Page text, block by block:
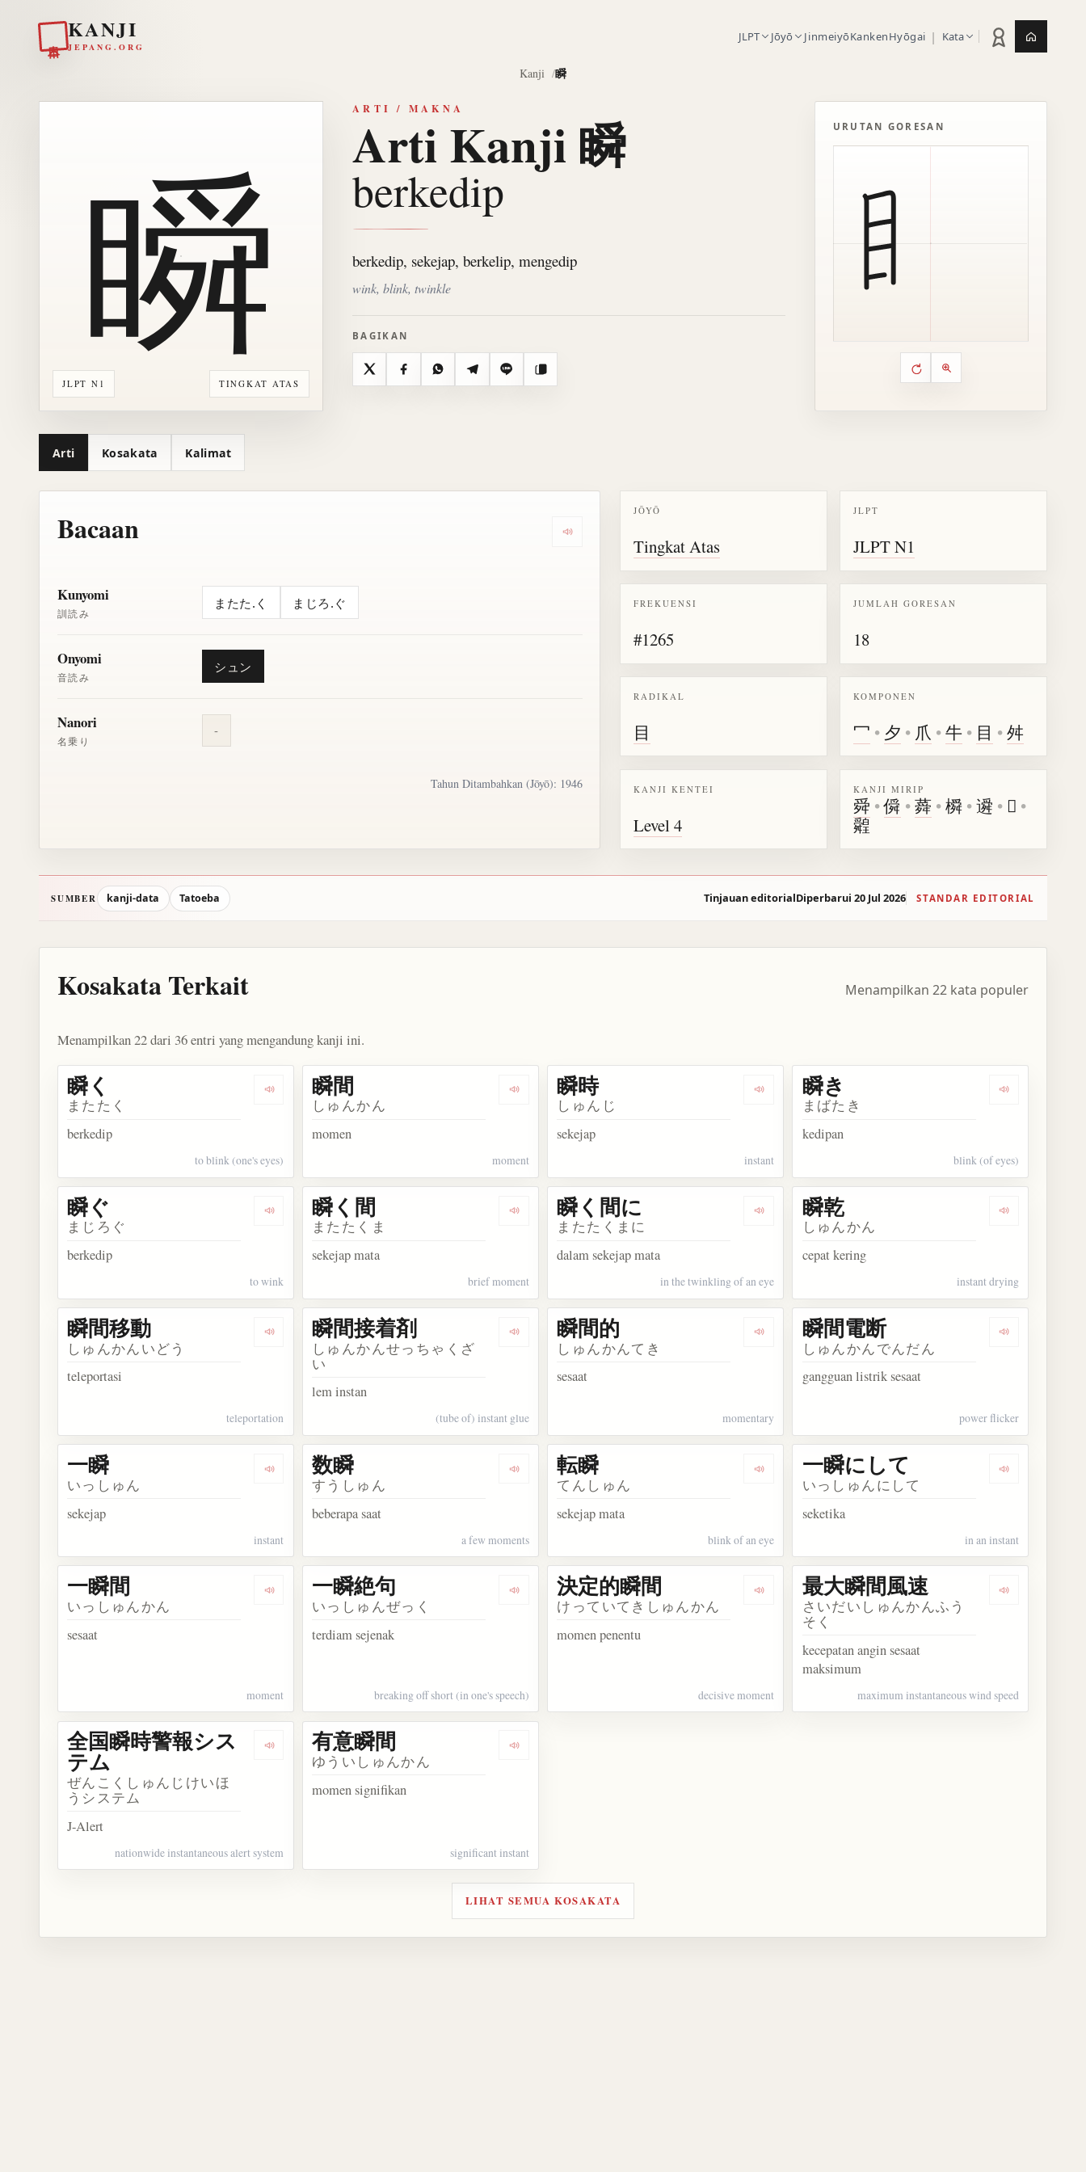
KANJI
JEPANG.ORG
JLPT Jōyō JinmeiyōKankenHyōgai | Kata Statistik latihan
Kanji 瞬
JLPT N1 TINGKAT ATAS
瞬
ARTI / MAKNA
Arti Kanji 瞬
berkedip
berkedip, sekejap, berkelip, mengedip
wink, blink, twinkle
BAGIKAN
X FacebookWhatsAppTelegramLine Salin
URUTAN GORESAN
Kontrol animasi urutan
Putar ulang animasi
Perbesar animasi
Arti Kosakata Kalimat
Bacaan Dengarkan semua bacaan untuk kanji 瞬
Kunyomi
訓読み
またた.く まじろ.ぐ
Onyomi
音読み
シュン
Nanori
名乗り
-
Tahun Ditambahkan (Jōyō): 1946
JŌYŌ
Tingkat Atas
JLPT
JLPT N1
FREKUENSI
#1265
JUMLAH GORESAN
18
RADIKAL
目
KOMPONEN
冖 • 夕 • 爪 •牛 • 目 •舛
KANJI KENTEI
Level 4
KANJI MIRIP
舜 •僢 •蕣 •橓 •䢬 • 𤯷 •
䑟
SUMBER kanji-data Tatoeba Tinjauan editorialDiperbarui 20 Jul 2026 STANDAR EDITORIAL
Kosakata Terkait Menampilkan 22 kata populer
Menampilkan 22 dari 36 entri yang mengandung kanji ini.
Dengarkan kosakata 瞬く
瞬く
またたく
berkedip
to blink (one's eyes)
Dengarkan kosakata 瞬間
瞬間
しゅんかん
momen
moment
Dengarkan kosakata 瞬時
瞬時
しゅんじ
sekejap
instant
Dengarkan
瞬き
まばたき
kedipan
blink (of eyes)
Dengarkan kosakata 瞬ぐ
瞬ぐ
まじろぐ
berkedip
to wink
Dengarkan kosakata 瞬く間
瞬く間
またたくま
sekejap mata
brief moment
Dengarkan kosakata 瞬く間に
瞬く間に
またたくまに
dalam sekejap mata
in the twinkling of an eye
Dengarkan
瞬乾
しゅんかん
cepat kering
instant drying
Dengarkan kosakata 瞬間移動
瞬間移動
しゅんかんいどう
teleportasi
teleportation
Dengarkan kosakata 瞬間接着剤
瞬間接着剤
しゅんかんせっちゃくざ
い
lem instan
(tube of) instant glue
Dengarkan kosakata 瞬間的
瞬間的
しゅんかんてき
sesaat
momentary
Dengarkan
瞬間電断
しゅんかんでんだん
gangguan listrik sesaat
power flicker
Dengarkan kosakata 一瞬
一瞬
いっしゅん
sekejap
instant
Dengarkan kosakata 数瞬
数瞬
すうしゅん
beberapa saat
a few moments
Dengarkan kosakata 転瞬
転瞬
てんしゅん
sekejap mata
blink of an eye
Dengarkan
一瞬にして
いっしゅんにして
seketika
in an instant
Dengarkan kosakata 一瞬間
一瞬間
いっしゅんかん
sesaat
moment
Dengarkan kosakata 一瞬絶句
一瞬絶句
いっしゅんぜっく
terdiam sejenak
breaking off short (in one's speech)
Dengarkan kosakata 決定的瞬間
決定的瞬間
けっていてきしゅんかん
momen penentu
decisive moment
Dengarkan
最大瞬間風速
さいだいしゅんかんふう
そく
kecepatan angin sesaat
maksimum
maximum instantaneous wind speed
Dengarkan kosakata 全国瞬時警報システム
全国瞬時警報シス
テム
ぜんこくしゅんじけいほ
うシステム
J-Alert
nationwide instantaneous alert system
Dengarkan kosakata 有意瞬間
有意瞬間
ゆういしゅんかん
momen signifikan
significant instant
LIHAT SEMUA KOSAKATA